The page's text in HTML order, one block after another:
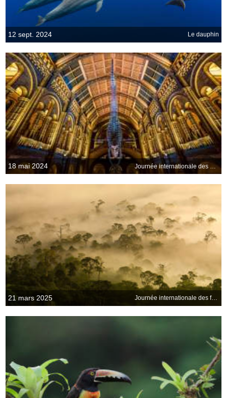
12 sept. 2024 Le dauphin
18 mai 2024 Journée internationale des musées
21 mars 2025 Journée internationale des forêts